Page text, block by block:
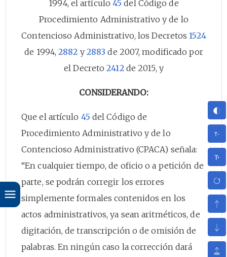
1994, el artículo45 del Código de
Procedimiento Administrativo y de lo
Contencioso Administrativo, los Decretos1524
de 1994,2882 y 2883 de 2007, modificado por
el Decreto2412de 2015, y
CONSIDERANDO:
Que el artículo 45 del Código de
Procedimiento Administrativo y de lo
Contencioso Administrativo (CPACA) señala:
“En cualquier tiempo, de oficio o a petición de
parte, se podrán corregir los errores
simplemente formales contenidos en los
actos administrativos, ya sean aritméticos, de
digitación, de transcripción o de omisión de
palabras. En ningún caso la corrección dará